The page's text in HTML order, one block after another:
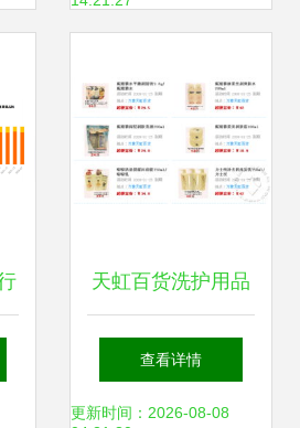
天虹百货洗护用品
促销火热进行中，
活动截止至25号
查看详情
更新时间：2026-08-08